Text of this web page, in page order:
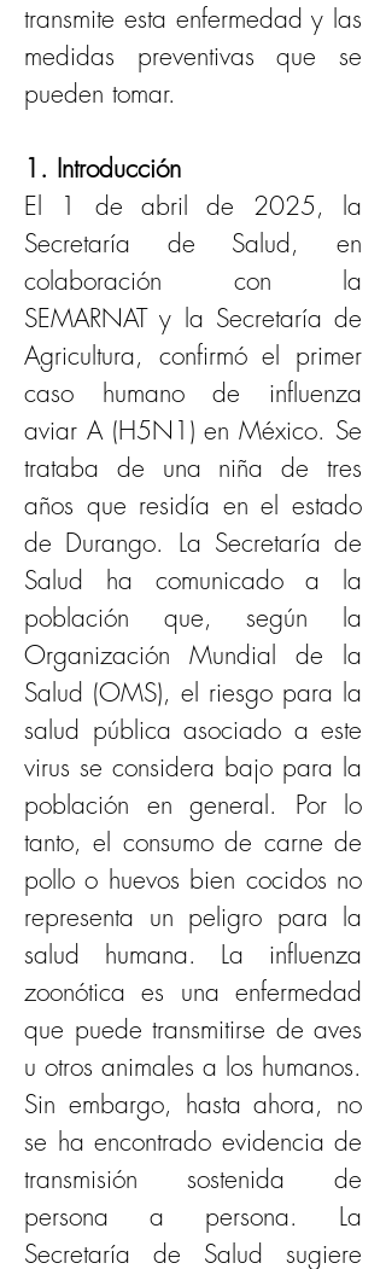
transmite esta enfermedad y las
medidas preventivas que se
pueden tomar.
1. Introducción
El 1 de abril de 2025, la
Secretaría de Salud, en
colaboración con la
SEMARNAT y la Secretaría de
Agricultura, confirmó el primer
caso humano de influenza
aviar A (H5N1) en México. Se
trataba de una niña de tres
años que residía en el estado
de Durango. La Secretaría de
Salud ha comunicado a la
población que, según la
Organización Mundial de la
Salud (OMS), el riesgo para la
salud pública asociado a este
virus se considera bajo para la
población en general. Por lo
tanto, el consumo de carne de
pollo o huevos bien cocidos no
representa un peligro para la
salud humana. La influenza
zoonótica es una enfermedad
que puede transmitirse de aves
u otros animales a los humanos.
Sin embargo, hasta ahora, no
se ha encontrado evidencia de
transmisión sostenida de
persona a persona. La
Secretaría de Salud sugiere